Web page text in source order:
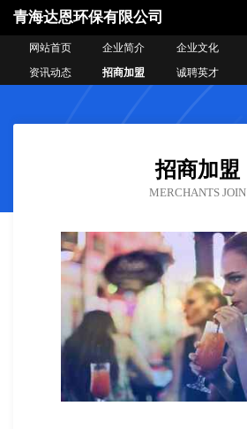
青海达恩环保有限公司
网站首页 企业简介 企业文化
资讯动态
招商加盟 诚聘英才
招商加盟
MERCHANTS JOIN